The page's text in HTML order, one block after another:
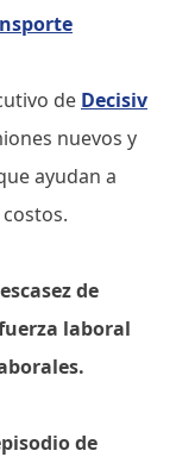
de Decisiv
nuevos y
ayudan a
de
laboral
de